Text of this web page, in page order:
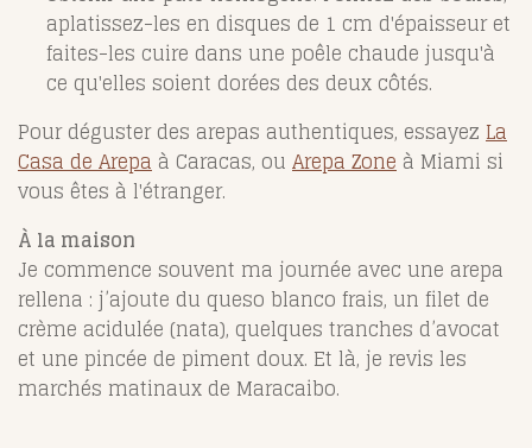
aplatissez-les en disques de 1 cm d'épaisseur et
faites-les cuire dans une poêle chaude jusqu'à
ce qu'elles soient dorées des deux côtés.
Pour déguster des arepas authentiques, essayez La
Casa de Arepa à Caracas, ou Arepa Zone à Miami si
vous êtes à l'étranger.
À la maison
Je commence souvent ma journée avec une arepa
rellena : j’ajoute du queso blanco frais, un filet de
crème acidulée (nata), quelques tranches d’avocat
et une pincée de piment doux. Et là, je revis les
marchés matinaux de Maracaibo.